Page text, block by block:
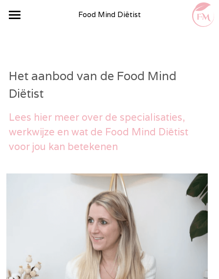
Food Mind Diëtist
Lichaamsanalyse
Praktische Informatie
Search
Het aanbod van de Food Mind
Diëtist
Lees hier meer over de specialisaties,
werkwijze en wat de Food Mind Diëtist
voor jou kan betekenen